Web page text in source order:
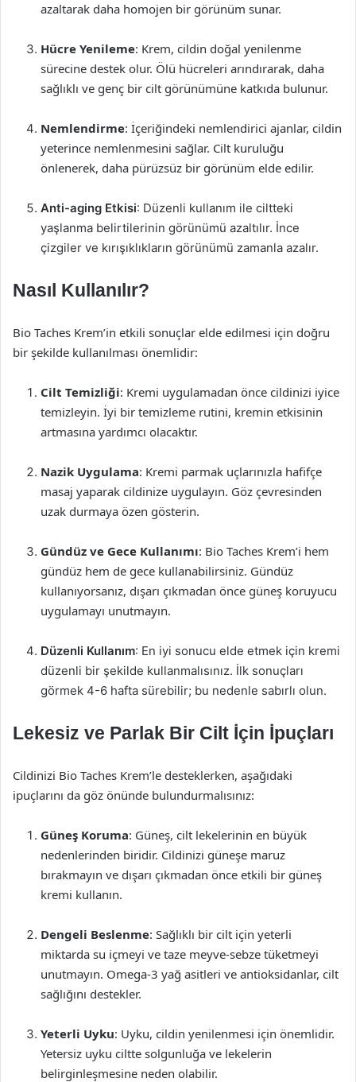
azaltarak daha homojen bir görünüm sunar.
Hücre Yenileme: Krem, cildin doğal yenilenme
sürecine destek olur. Ölü hücreleri arındırarak, daha
sağlıklı ve genç bir cilt görünümüne katkıda bulunur.
Nemlendirme: İçeriğindeki nemlendirici ajanlar, cildin
yeterince nemlenmesini sağlar. Cilt kuruluğu
önlenerek, daha pürüzsüz bir görünüm elde edilir.
Anti-aging Etkisi: Düzenli kullanım ile ciltteki
yaşlanma belirtilerinin görünümü azaltılır. İnce
çizgiler ve kırışıklıkların görünümü zamanla azalır.
Nasıl Kullanılır?
Bio Taches Krem’in etkili sonuçlar elde edilmesi için doğru
bir şekilde kullanılması önemlidir:
Cilt Temizliği: Kremi uygulamadan önce cildinizi iyice
temizleyin. İyi bir temizleme rutini, kremin etkisinin
artmasına yardımcı olacaktır.
Nazik Uygulama: Kremi parmak uçlarınızla hafifçe
masaj yaparak cildinize uygulayın. Göz çevresinden
uzak durmaya özen gösterin.
Gündüz ve Gece Kullanımı: Bio Taches Krem’i hem
gündüz hem de gece kullanabilirsiniz. Gündüz
kullanıyorsanız, dışarı çıkmadan önce güneş koruyucu
uygulamayı unutmayın.
Düzenli Kullanım: En iyi sonucu elde etmek için kremi
düzenli bir şekilde kullanmalısınız. İlk sonuçları
görmek 4-6 hafta sürebilir; bu nedenle sabırlı olun.
Lekesiz ve Parlak Bir Cilt İçin İpuçları
Cildinizi Bio Taches Krem’le desteklerken, aşağıdaki
ipuçlarını da göz önünde bulundurmalısınız:
Güneş Koruma: Güneş, cilt lekelerinin en büyük
nedenlerinden biridir. Cildinizi güneşe maruz
bırakmayın ve dışarı çıkmadan önce etkili bir güneş
kremi kullanın.
Dengeli Beslenme: Sağlıklı bir cilt için yeterli
miktarda su içmeyi ve taze meyve-sebze tüketmeyi
unutmayın. Omega-3 yağ asitleri ve antioksidanlar, cilt
sağlığını destekler.
Yeterli Uyku: Uyku, cildin yenilenmesi için önemlidir.
Yetersiz uyku ciltte solgunluğa ve lekelerin
belirginleşmesine neden olabilir.